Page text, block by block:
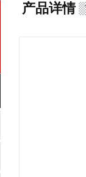
产品详情